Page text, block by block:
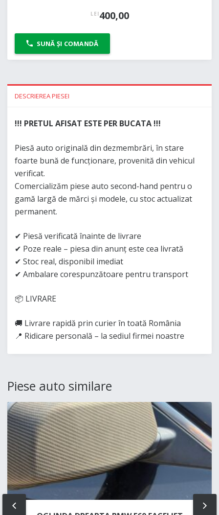
LEI400,00
SUNĂ ȘI COMANDĂ
DESCRIEREA PIESEI
!!! PRETUL AFISAT ESTE PER BUCATA !!!
Piesă auto originală din dezmembrări, în stare
foarte bună de funcționare, provenită din vehicul
verificat.
Comercializăm piese auto second-hand pentru o
gamă largă de mărci și modele, cu stoc actualizat
permanent.
✔ Piesă verificată înainte de livrare
✔ Poze reale – piesa din anunț este cea livrată
✔ Stoc real, disponibil imediat
✔ Ambalare corespunzătoare pentru transport
📦 LIVRARE
🚚 Livrare rapidă prin curier în toată România
📍 Ridicare personală – la sediul firmei noastre
Piese auto similare